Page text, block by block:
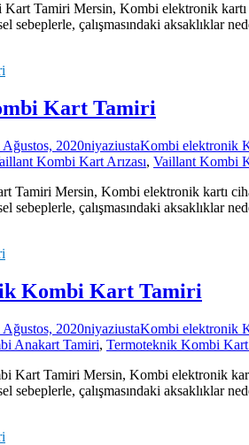
Tamiri Mersin, Kombi elektronik kartı
sebeplerle, çalışmasındaki aksaklıklar
Kart Tamiri
Ağustos, 2020niyaziustaKombi elektronik
Kombi Kart Arızası, Vaillant Kombi
Tamiri Mersin, Kombi elektronik kartı
sebeplerle, çalışmasındaki aksaklıklar
Kombi Kart Tamiri
Ağustos, 2020niyaziustaKombi elektronik
Anakart Tamiri, Termoteknik Kombi Kart
Kart Tamiri Mersin, Kombi elektronik
sebeplerle, çalışmasındaki aksaklıklar